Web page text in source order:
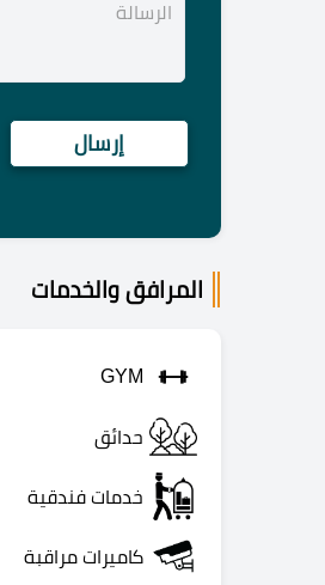
المرافق والخدمات
GYM
حدائق
خدمات فندقية
كاميرات مراقبة